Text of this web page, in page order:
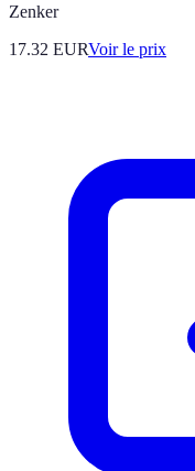
Zenker
17.32 EURVoir le prix